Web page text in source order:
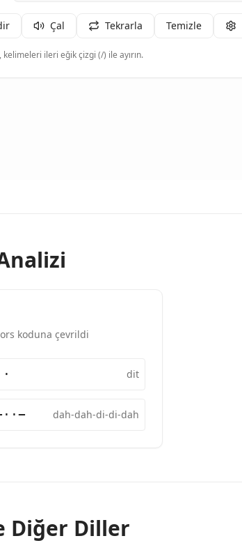
Çal Tekrarla Temizle
ileri eğik çizgi (/) ile ayırın.
koduna çevrildi
· dit
dah-dah-di-di-dah
Diğer Diller